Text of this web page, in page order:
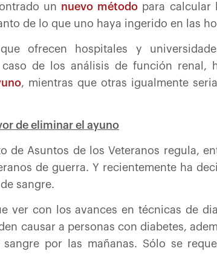
un nuevo métodopara calcular
de lo que uno haya ingerido en las
ofrecen hospitales y
de los análisis de función renal,
, mientras que otras igualmente
de eliminar el ayuno
de Asuntos de los Veteranos regula,
de guerra. Y recientemente ha
sangre.
ver con los avances en técnicas de
causar a personas con diabetes,
por las mañanas. Sólo se